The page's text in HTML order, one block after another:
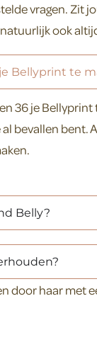
vragen. Zit
ook
Bellyprint te
36 je
bevallen
Belly?
door haar met